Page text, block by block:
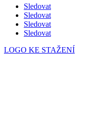
Sledovat
Sledovat
Sledovat
Sledovat
LOGO KE STAŽENÍ